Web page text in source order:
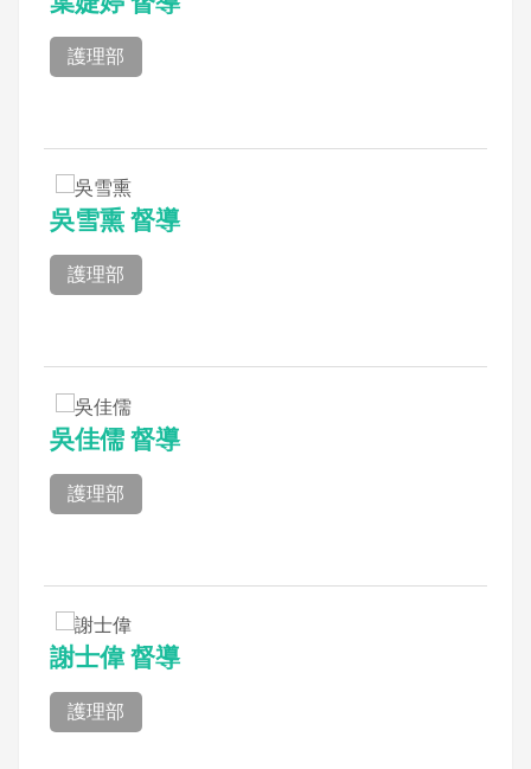
護理部
吳雪熏 督導
護理部
吳佳儒 督導
護理部
謝士偉 督導
護理部